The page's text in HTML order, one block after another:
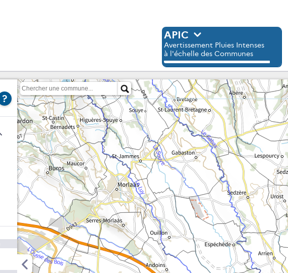
APIC
Avertissement Pluies Intenses
à l'échelle des Communes
?